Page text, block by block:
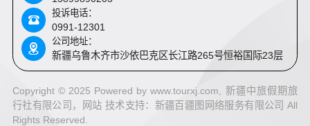
投诉电话：
0991-12301
公司地址：
新疆乌鲁木齐市沙依巴克区长江路265号恒裕国际23层
Copyright © 2025 Powered by www.tourxj.com, 新疆中旅假期旅
行社有限公司，网站 技术支持： 新疆百疆图网络服务有限公司 All
Rights Reserved.